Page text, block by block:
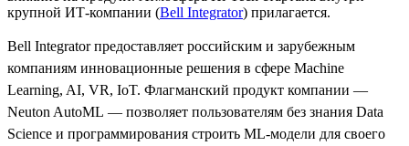
крупной ИТ-компании (Bell Integrator) прилагается.
Bell Integrator предоставляет российским и зарубежным
компаниям инновационные решения в сфере Machine
Learning, AI, VR, IoT. Флагманский продукт компании —
Neuton AutoML — позволяет пользователям без знания Data
Science и программирования строить ML-модели для своего